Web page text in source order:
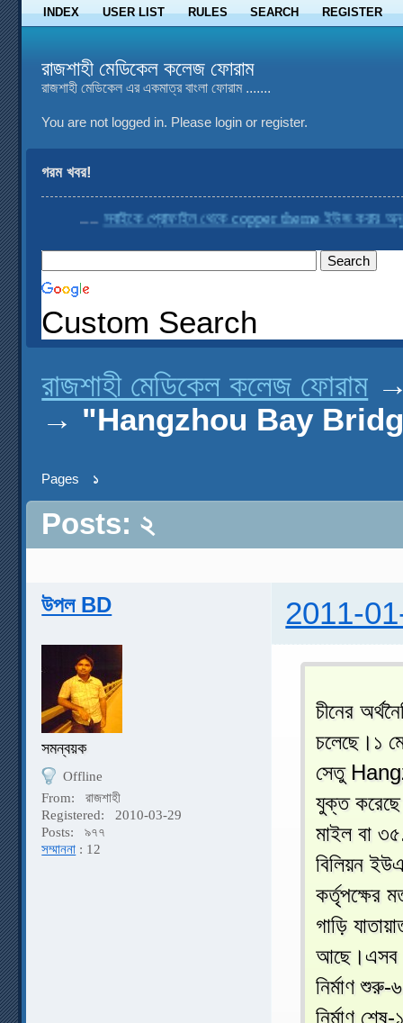
INDEX USER LIST RULES SEARCH REGISTER
রাজশাহী মেডিকেল কলেজ ফোরাম
রাজশাহী মেডিকেল এর একমাত্র বাংলা ফোরাম .......
You are not logged in. Please login or register.
গরম খবর!
সবাইকে প্রোফাইল থেকে copper theme ইউজ করার অনুরোধ
Custom Search
রাজশাহী মেডিকেল কলেজ ফোরাম
→ "Hangzhou Bay Bridge"-
Pages ১
Posts: ২
উপল BD 2011-
সমন্বয়ক
Offline
From:
রাজশাহী
Registered:
2010-03-29
Posts:
৯৭৭
সম্মাননা : 12
চীনের
চলেছে।১
সেতু
যুক্ত
মাইল বা
বিলিয়ন
কর্তৃপক্ষের
গাড়ি
আছে।এসব
নির্মাণ
নির্মাণ